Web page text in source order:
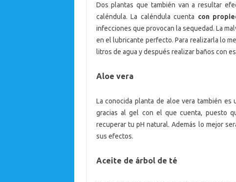
Dos plantas que también van a resultar
caléndula. La caléndula cuenta con
infecciones que provocan la sequedad. La
en el lubricante perfecto. Para realizarla lo
litros de agua y después realizar baños con
Aloe vera
La conocida planta de aloe vera también es
gracias al gel con el que cuenta, puesto
recuperar tu pH natural. Además lo mejor
sus efectos.
Aceite de árbol de té